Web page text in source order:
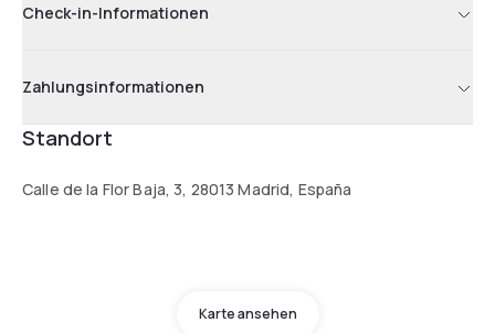
Check-in-Informationen
Zahlungsinformationen
Standort
Calle de la Flor Baja, 3, 28013 Madrid, España
Karte ansehen